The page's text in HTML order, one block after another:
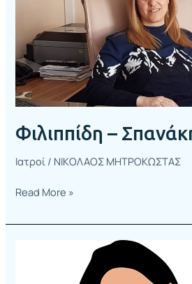
Φιλιππίδη –
Ιατροί / ΝΙΚΟΛΑΟΣ ΜΗΤΡΟΚΩΣΤΑΣ
Read More »